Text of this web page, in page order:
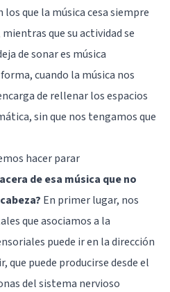
que la música cesa siempre
que su actividad se
de sonar es música
cuando la música nos
de rellenar los espacios
sin que nos tengamos que
hacer parar
de esa música que no
En primer lugar, nos
que asociamos a la
puede ir en la dirección
que puede producirse desde el
del sistema nervioso